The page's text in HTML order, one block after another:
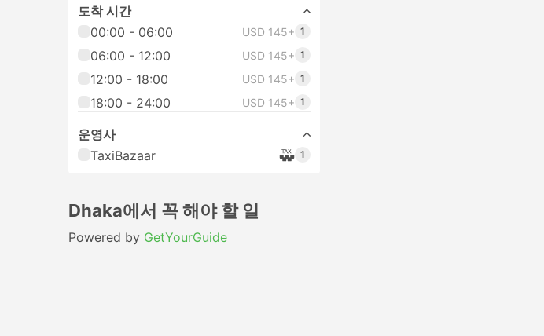
도착 시간
00:00 - 06:00
USD 145+ 1
06:00 - 12:00 USD 145+ 1
12:00 - 18:00 USD 145+ 1
18:00 - 24:00 USD 145+ 1
운영사
TaxiBazaar
1
Dhaka에서 꼭 해야 할 일
Powered by GetYourGuide